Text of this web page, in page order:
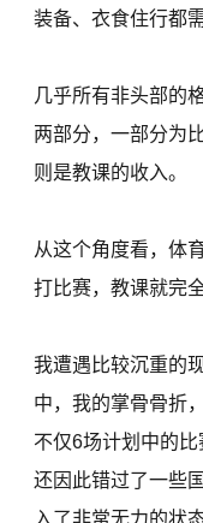
装备、衣食住行都
几乎所有非头部的
两部分，一部分为
则是教课的收入。
从这个角度看，体
打比赛，教课就完
我遭遇比较沉重的
中，我的掌骨骨折
不仅6场计划中的
还因此错过了一些
入了非常无力的状态